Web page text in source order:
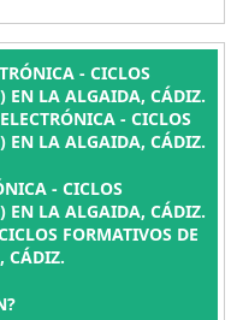
- CICLOS
EN LA ALGAIDA, CÁDIZ.
- CICLOS
EN LA ALGAIDA, CÁDIZ.
- CICLOS
EN LA ALGAIDA, CÁDIZ.
FORMATIVOS DE
CÁDIZ.